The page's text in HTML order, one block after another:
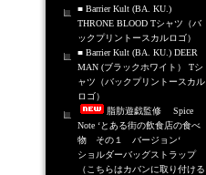
■ Barrier Kult (BA. KU.)
THRONE BLOOD Tシャツ（バ
ックプリントースカルロゴ）
■ Barrier Kult (BA. KU.) DEER
MAN (ブラックホワイト） Tシ
ャツ（バックプリントースカル
ロゴ）
脂肪遊戯監修 Spice
Note ‘とある街の飲食店の食べ
物 その１ バージョン‘
ショルダーバッグストラップ
（こちらはカバンに取り付ける